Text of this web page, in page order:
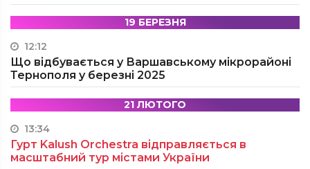
19 БЕРЕЗНЯ
12:12
Що відбувається у Варшавському мікрорайоні
Тернополя у березні 2025
21 ЛЮТОГО
13:34
Гурт Kalush Orchestra відправляється в
масштабний тур містами України